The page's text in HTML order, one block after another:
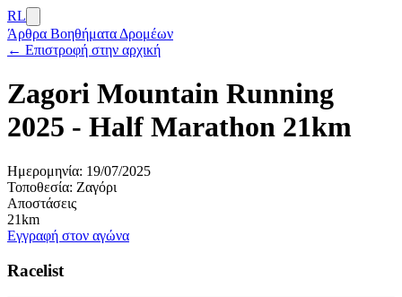
RL
Άρθρα Βοηθήματα Δρομέων
← Επιστροφή στην αρχική
Zagori Mountain Running
2025 - Half Marathon 21km
Ημερομηνία: 19/07/2025
Τοποθεσία: Ζαγόρι
Αποστάσεις
21km
Εγγραφή στον αγώνα
Racelist